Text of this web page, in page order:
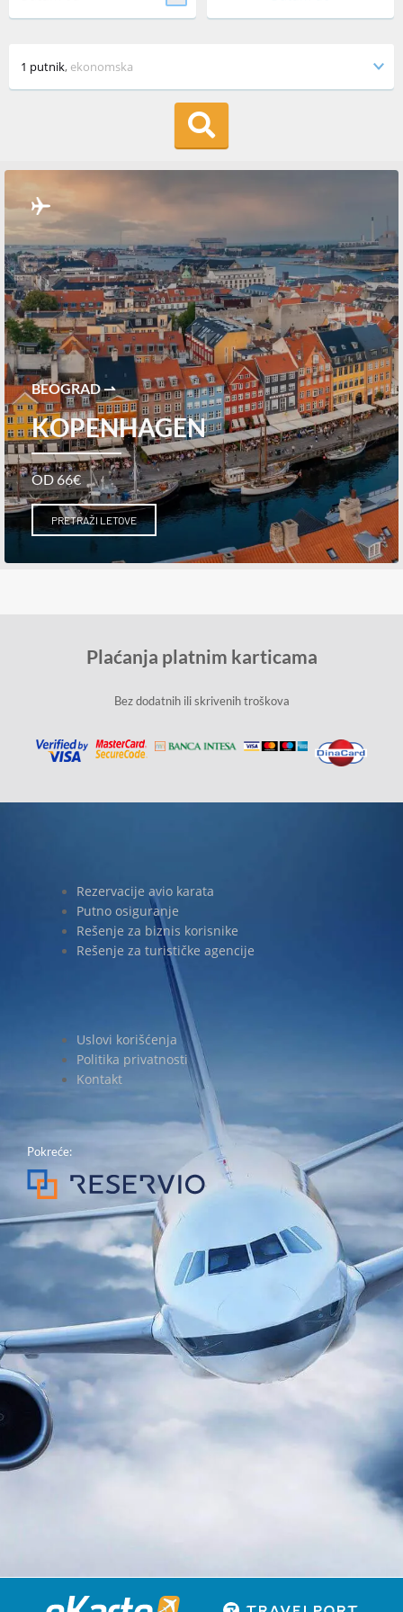
1 putnik, ekonomska
BEOGRAD ⇀
KOPENHAGEN
OD 66€
PRETRAŽI LETOVE
Plaćanja platnim karticama
Bez dodatnih ili skrivenih troškova
Rezervacije avio karata
Putno osiguranje
Rešenje za biznis korisnike
Rešenje za turističke agencije
Uslovi korišćenja
Politika privatnosti
Kontakt
Pokreće: